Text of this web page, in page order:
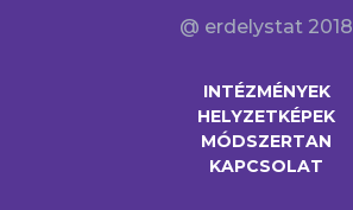
@ erdelystat 2018
INTÉZMÉNYEK
HELYZETKÉPEK
MÓDSZERTAN
KAPCSOLAT